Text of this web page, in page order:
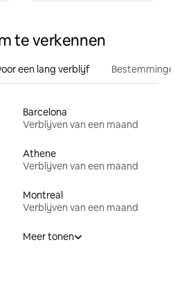
te verkennen
een lang verblijf
Barcelona
Verblijven van een maand
Athene
Verblijven van een maand
Montreal
Verblijven van een maand
Meer tonen